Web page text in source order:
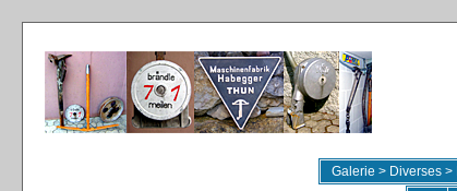
Galerie > Diverses >